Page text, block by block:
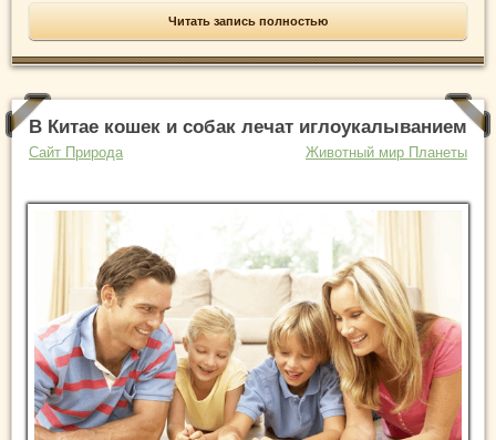
Читать запись полностью
В Китае кошек и собак лечат иглоукалыванием
Сайт Природа Животный мир Планеты